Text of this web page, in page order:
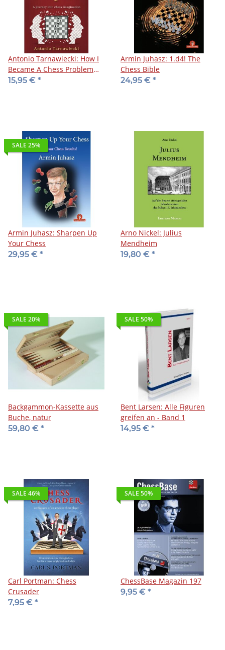
Antonio Tarnawiecki: How I
Became A Chess Problem
Composer
15,95 € *
Armin Juhasz: 1.d4! The
Chess Bible
24,95 € *
SALE 25%
Armin Juhasz: Sharpen Up
Your Chess
29,95 € *
Arno Nickel: Julius
Mendheim
19,80 € *
SALE 20%
Backgammon-Kassette aus
Buche, natur
59,80 € *
SALE 50%
Bent Larsen: Alle Figuren
greifen an - Band 1
14,95 € *
SALE 46%
Carl Portman: Chess
Crusader
7,95 € *
SALE 50%
ChessBase Magazin 197
9,95 € *